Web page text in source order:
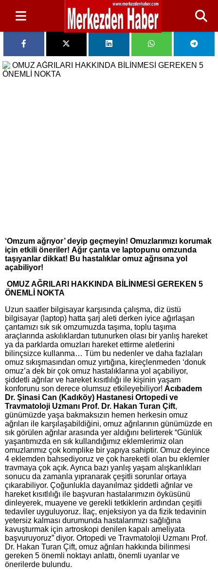
‘Omzum ağrıyor’ deyip geçmeyin! Omuzlarımızı korumak
için etkili öneriler! Ağır çanta ve laptopunu omzunda
taşıyanlar dikkat! Bu hastalıklar omuz ağrısına yol
açabiliyor!
OMUZ AĞRILARI HAKKINDA BİLİNMESİ GEREKEN 5
ÖNEMLİ NOKTA
Uzun saatler bilgisayar karşısında çalışma, diz üstü
bilgisayar (laptop) hatta şarj aleti derken iyice ağırlaşan
çantamızı sık sık omzumuzda taşıma, toplu taşıma
araçlarında askılıklardan tutunurken olası bir yanlış hareket
ya da parklarda omuzları hareket ettirme aletlerini
bilinçsizce kullanma… Tüm bu nedenler ve daha fazlaları
omuz sıkışmasından omuz yırtığına, kireçlenmeden ‘donuk
omuz’a dek bir çok omuz hastalıklarına yol açabiliyor,
şiddetli ağrılar ve hareket kısıtlılığı ile kişinin yaşam
konforunu son derece olumsuz etkileyebiliyor! Acıbadem
Dr. Şinasi Can (Kadıköy) Hastanesi Ortopedi ve
Travmatoloji Uzmanı Prof. Dr. Hakan Turan Çift,
günümüzde yaşa bakmaksızın hemen herkesin omuz
ağrıları ile karşılaşabildiğini, omuz ağrılarının günümüzde en
sık görülen ağrılar arasında yer aldığını belirterek “Günlük
yaşantımızda en sık kullandığımız eklemlerimiz olan
omuzlarımız çok komplike bir yapıya sahiptir. Omuz deyince
4 eklemden bahsediyoruz ve çok hareketli olan bu eklemler
travmaya çok açık. Ayrıca bazı yanlış yaşam alışkanlıkları
sonucu da zamanla yıpranarak çeşitli sorunlar ortaya
çıkarabiliyor. Çoğunlukla dayanılmaz şiddetli ağrılar ve
hareket kısıtlılığı ile başvuran hastalarımızın öyküsünü
dinleyerek, muayene ve gerekli tetkiklerin ardından çeşitli
tedaviler uyguluyoruz. İlaç, enjeksiyon ya da fizik tedavinin
yetersiz kalması durumunda hastalarımızı sağlığına
kavuşturmak için artroskopi denilen kapalı ameliyata
başvuruyoruz” diyor. Ortopedi ve Travmatoloji Uzmanı Prof.
Dr. Hakan Turan Çift, omuz ağrıları hakkında bilinmesi
gereken 5 önemli noktayı anlattı, önemli uyarılar ve
önerilerde bulundu.